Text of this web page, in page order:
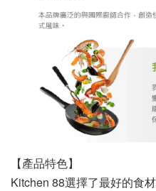
【產品特色】
Kitchen 88選擇了最好的食